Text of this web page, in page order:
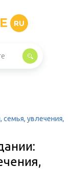
RU
семья, увлечения,